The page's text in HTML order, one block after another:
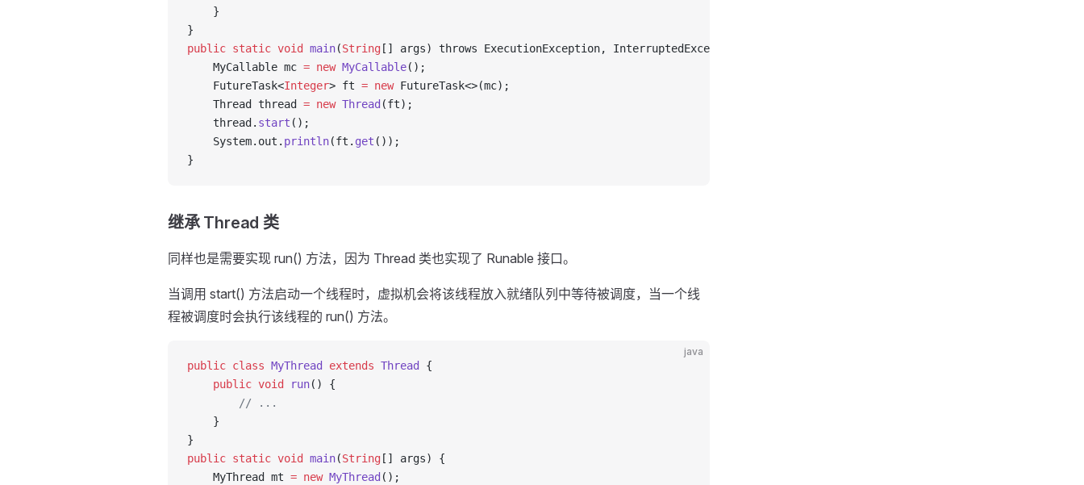
    }
}
public static void main(String [] args) throws ExecutionException, InterruptedException {
    MyCallable mc
= new MyCallable();
    FutureTask<
Integer> ft = new FutureTask<>(mc);
    Thread thread
= new Thread (ft);
    thread.
start ();
    System.out.
println(ft. get ());
}
继承 Thread 类
同样也是需要实现 run() 方法，因为 Thread 类也实现了 Runable 接口。
当调用 start() 方法启动一个线程时，虚拟机会将该线程放入就绪队列中等待被调度，当一个线
程被调度时会执行该线程的 run() 方法。
java
public class MyThread extends Thread
{
    public
void run() {
        // ...
    }
}
public static void main(String [] args) {
    MyThread mt
= new MyThread ();